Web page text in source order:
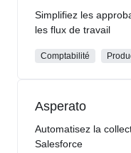
Simplifiez les
les flux de travail
Comptabilité
Asperato
Automatisez la
Salesforce